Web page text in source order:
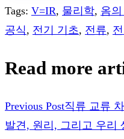
Tags: V=IR, 물리학, 옴
공식, 전기 기초, 전류,
Read more
Previous Post직류 교류
발견, 원리, 그리고 우리